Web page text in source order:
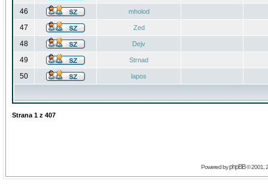
46 mholod
47 Zed
48 Dejv
49 Strnad
50 lapos
Strana 1 z 407
Powered byphpBB© 2001,